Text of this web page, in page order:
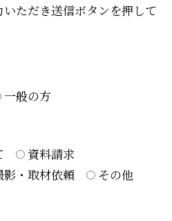
ただき送信ボタンを押して
一般の方
資料請求
影・取材依頼 その他